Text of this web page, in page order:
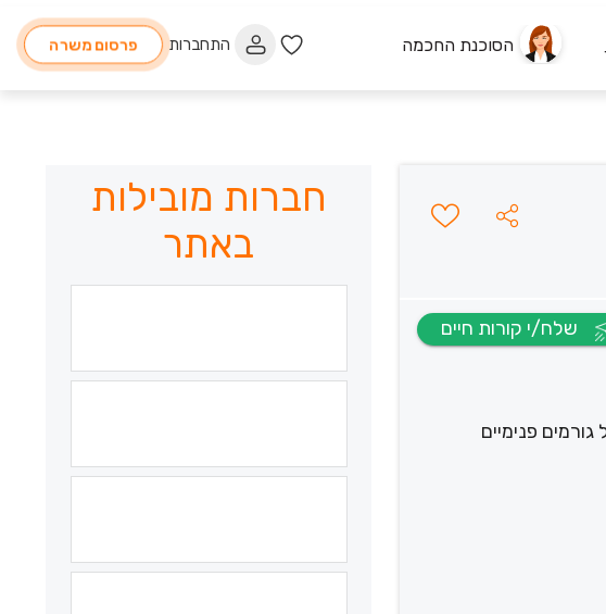
הסוכנת החכמה התחברות פרסום משרה
פנימיים
חברות מובילות
באתר